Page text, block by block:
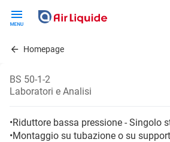
contentHomepage
BS 50-1-2
Laboratori e Analisi
•Riduttore bassa pressione - Singolo
•Montaggio su tubazione o su